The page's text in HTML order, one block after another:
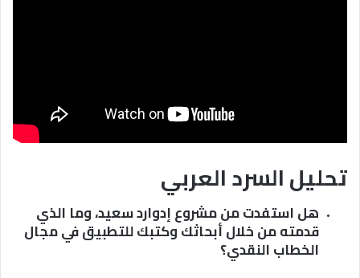
تحليل السرد العربي
هل استفدت من مشروع إدوارد سعيد، وما الذي
قدمته من خلال أبحاثك وكتبك للتطبيق في مجال
الخطاب النقدي؟